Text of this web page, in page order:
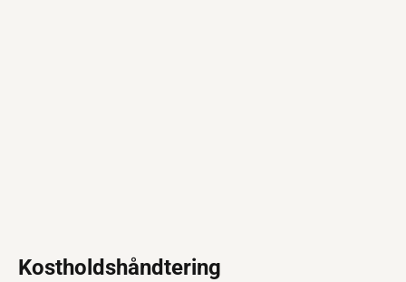
Kostholdshåndtering